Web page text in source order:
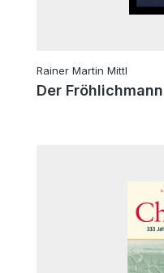
Rainer Martin Mittl
Der Fröhlichmann